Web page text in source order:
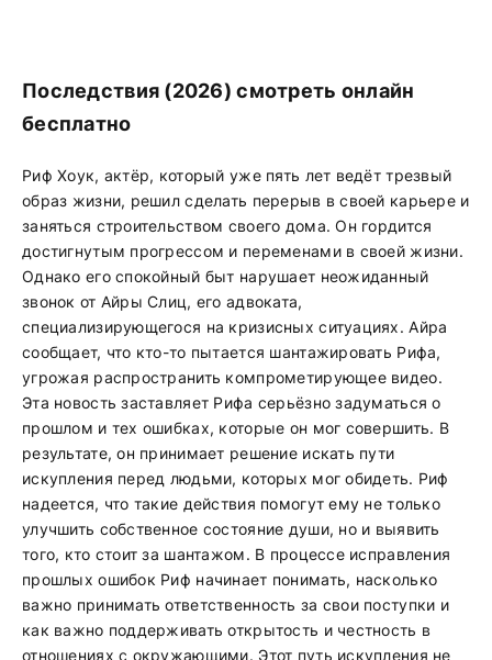
Последствия (2026) смотреть онлайн
бесплатно
Риф Хоук, актёр, который уже пять лет ведёт трезвый
образ жизни, решил сделать перерыв в своей карьере и
заняться строительством своего дома. Он гордится
достигнутым прогрессом и переменами в своей жизни.
Однако его спокойный быт нарушает неожиданный
звонок от Айры Слиц, его адвоката,
специализирующегося на кризисных ситуациях. Айра
сообщает, что кто-то пытается шантажировать Рифа,
угрожая распространить компрометирующее видео.
Эта новость заставляет Рифа серьёзно задуматься о
прошлом и тех ошибках, которые он мог совершить. В
результате, он принимает решение искать пути
искупления перед людьми, которых мог обидеть. Риф
надеется, что такие действия помогут ему не только
улучшить собственное состояние души, но и выявить
того, кто стоит за шантажом. В процессе исправления
прошлых ошибок Риф начинает понимать, насколько
важно принимать ответственность за свои поступки и
как важно поддерживать открытость и честность в
отношениях с окружающими. Этот путь искупления не